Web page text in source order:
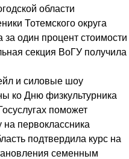
области
Тотемского округа
один процент стоимости
секция ВоГУ получила
и силовые шоу
ко Дню физкультурника
поможет
первоклассника
подтвердила курс на
семенным